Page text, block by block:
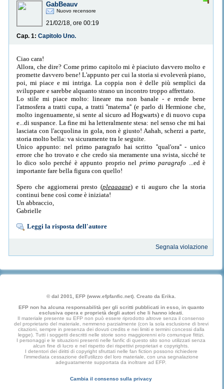
GabBeauv
Nuovo recensore
21/02/18, ore 00:19
Cap. 1: Capitolo Uno.
Ciao cara!
Allora, che dire? Come primo capitolo mi è piaciuto davvero molto e
promette davvero bene! L'appunto per cui la storia si evoleverà piano,
poi, mi piace e mi intriga. La coppia non è delle più semplici da
sviluppare e sarebbe alquanto strano un incontro troppo affrettato.
Lo stile mi piace molto: lineare ma non banale - e rende bene
l'atmosfera a tratti cupa, a tratti ''materna'' (e parlo di Hermione che,
molto ingenuamente, si sente al sicuro ad Hogwarts) e di nuovo cupa
e...di suspance. La fine mi ha letteralmente stesa: nel senso che mi hai
lasciata con l'acquolina in gola, non è giusto! Aahah, scherzi a parte,
storia molto bella: va sicuramente tra le seguite.
Unico appunto: nel primo paragrafo hai scritto ''qual'ora'' - unico
errore che ho trovato e che credo sia meramente una svista, sicché te
lo dico solo perché è appunto proprio nel primo paragrafo ...ed è
importante fare bella figura con quello!
Spero che aggiornerai presto (pleaaaase) e ti auguro che la storia
continui bene così come è iniziata!
Un abbraccio,
Gabrielle
Leggi la risposta dell'autore
Segnala violazione
© dal 2001, EFP (www.efpfanfic.net). Creato da Erika.
EFP non ha alcuna responsabilità per gli scritti pubblicati in esso, in quanto
esclusiva opera e proprietà degli autori che li hanno ideati.
Il materiale presente su EFP non può essere riprodotto altrove senza il consenso
del proprietario del materiale, nemmeno parzialmente (con la sola esclusione di brevi
citazioni, sempre in presenza dei dovuti credits e nei limiti e termini concessi dalla
legge). Tutti i soggetti descritti nelle storie sono maggiorenni e/o comunque fittizi.
I personaggi e le situazioni presenti nelle fanfic di questo sito sono utilizzati senza
alcun fine di lucro e nel rispetto dei rispettivi proprietari e copyrights.
I detentori dei diritti di copyright sfruttati nelle fan fiction possono richiedere
l'immediata cessazione dell'utilizzo del loro materiale, con una segnalazione
adeguatamente supportata da inoltrare ad EFP.
Cambia il consenso sulla privacy